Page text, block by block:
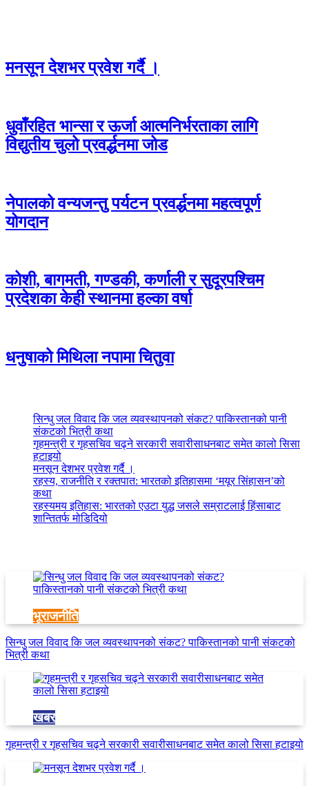
मनसून देशभर प्रवेश गर्दै ।
धुवाँरहित भान्सा र ऊर्जा आत्मनिर्भरताका लागि
विद्युतीय चुलो प्रवर्द्धनमा जोड
नेपालको वन्यजन्तु पर्यटन प्रवर्द्धनमा महत्वपूर्ण
योगदान
कोशी, बागमती, गण्डकी, कर्णाली र सुदूरपश्चिम
प्रदेशका केही स्थानमा हल्का वर्षा
धनुषाको मिथिला नपामा चितुवा
सिन्धु जल विवाद कि जल व्यवस्थापनको संकट? पाकिस्तानको पानी
संकटको भित्री कथा
गृहमन्त्री र गृहसचिव चढ्ने सरकारी सवारीसाधनबाट समेत कालो सिसा
हटाइयो
मनसून देशभर प्रवेश गर्दै ।
रहस्य, राजनीति र रक्तपात: भारतको इतिहासमा ‘मयूर सिंहासन’को
कथा
रहस्यमय इतिहास: भारतको एउटा युद्ध जसले सम्राटलाई हिंसाबाट
शान्तितर्फ मोडिदियो
भूराजनीति
सिन्धु जल विवाद कि जल व्यवस्थापनको संकट? पाकिस्तानको पानी संकटको
भित्री कथा
खबर
गृहमन्त्री र गृहसचिव चढ्ने सरकारी सवारीसाधनबाट समेत कालो सिसा हटाइयो